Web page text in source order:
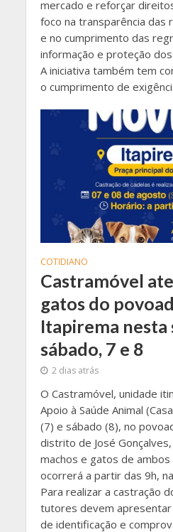
mercado e reforçar
foco na transparência das
e no cumprimento das
informação e proteção
A iniciativa também tem
o cumprimento de
COTIDIANO
Castramóvel
gatos do
Itapirema nesta
sábado, 7 e 8
2 dias atrás
O Castramóvel, unidade
Apoio à Saúde Animal
(7) e sábado (8), no
distrito de José
machos e gatos de ambos
ocorrerá a partir das 9h,
Para realizar a castração
tutores devem
de identificação e